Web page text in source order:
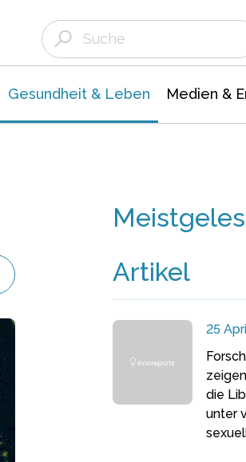
Gesundheit & Leben Medien &
Artikel
25
die
unter